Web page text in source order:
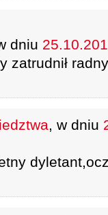
dniu
zatrudnił
, w dniu